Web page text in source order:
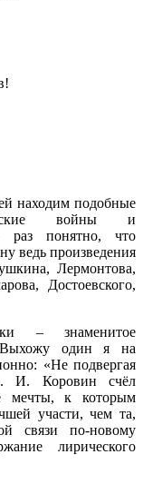
находим подобные
войны и
раз понятно, что
ведь произведения
Лермонтова,
Достоевского,
– знаменитое
один я на
«Не подвергая
И. Коровин счёл
мечты, к которым
участи, чем та,
связи по-новому
лирического